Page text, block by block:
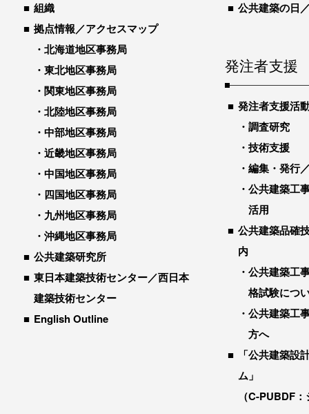
組織
拠点情報／アクセスマップ
北海道地区事務局
東北地区事務局
関東地区事務局
北陸地区事務局
中部地区事務局
近畿地区事務局
中国地区事務局
四国地区事務局
九州地区事務局
沖縄地区事務局
公共建築研究所
東日本建築技術センター／西日本
建築技術センター
English Outline
公共建築の日
発注者支援
発注者支援活
調査研究
技術支援
編集・発行
公共建築工
活用
公共建築品確
内
公共建築工
格試験につ
公共建築工
方へ
「公共建築設
ム」
（C-PUBDF